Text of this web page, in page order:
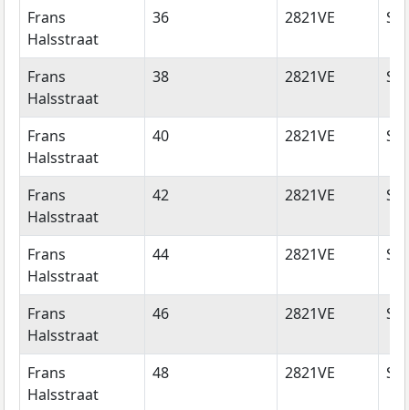
Frans
Halsstraat
36 2821VE
Frans
Halsstraat
38 2821VE
Frans
Halsstraat
40 2821VE
Frans
Halsstraat
42 2821VE
Frans
Halsstraat
44 2821VE
Frans
Halsstraat
46 2821VE
Frans
Halsstraat
48 2821VE